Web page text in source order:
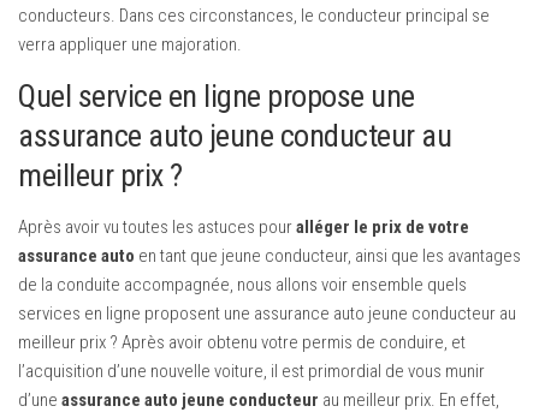
conducteurs. Dans ces circonstances, le conducteur principal se
verra appliquer une majoration.
Quel service en ligne propose une
assurance auto jeune conducteur au
meilleur prix ?
Après avoir vu toutes les astuces pouralléger le prix de votre
assurance auto en tant que jeune conducteur, ainsi que les avantages
de la conduite accompagnée, nous allons voir ensemble quels
services en ligne proposent une assurance auto jeune conducteur au
meilleur prix ? Après avoir obtenu votre permis de conduire, et
l’acquisition d’une nouvelle voiture, il est primordial de vous munir
d’une assurance auto jeune conducteur au meilleur prix. En effet,